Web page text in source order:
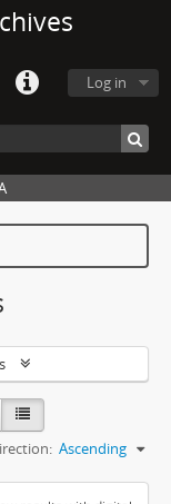
Log in
Ascending